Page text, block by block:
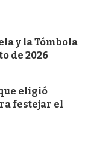
y la Tómbola
de 2026
eligió
festejar el